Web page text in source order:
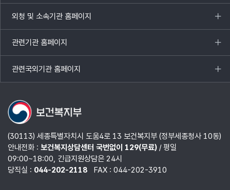
열기
외청 및 소속기관 홈페이지
목록
열기
관련기관 홈페이지
목록
열기
관련국외기관 홈페이지
목록
열기
(30113) 세종특별자치시 도움4로 13 보건복지부 (정부세종청사 10동)
안내전화 : 보건복지상담센터 국번없이 129(무료)/ 평일
09:00~18:00, 긴급지원상담은 24시
당직실 : 044-202-2118 FAX : 044-202-3910